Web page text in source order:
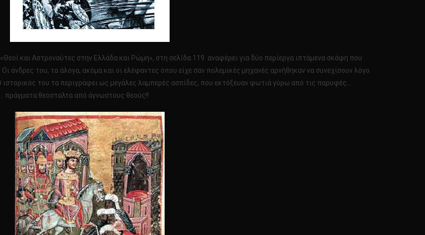
και Αστροναύτες στην Ελλάδα και Ρώμη», στη σελίδα 119 αναφέρει για δύο περίεργα ιπτάμενα σκάφη που
άνδρες του, τα άλογα, ακόμα και οι ελέφαντες όπου είχε σαν πολεμικές μηχανές αρνήθηκαν να συνεχίσουν λόγο
του τα περιγράφει ως μεγάλες λαμπερές ασπίδες, που εκτόξευαν φωτιά γύρω από τις παρυφές…
πράγματα θεόσταλτα από άγνωστους θεούς!!